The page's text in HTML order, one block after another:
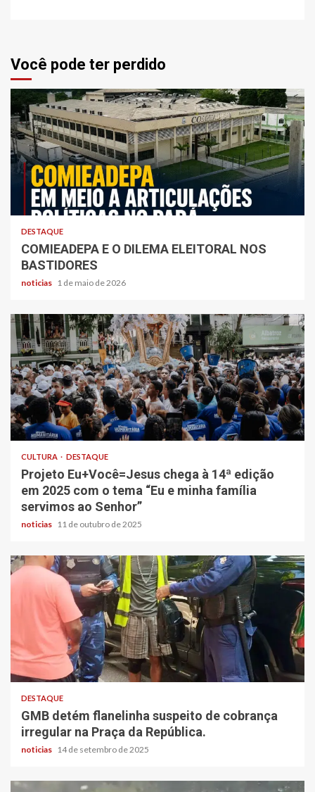
Você pode ter perdido
DESTAQUE
COMIEADEPA E O DILEMA ELEITORAL NOS
BASTIDORES
noticias 1 de maio de 2026
CULTURA DESTAQUE
Projeto Eu+Você=Jesus chega à 14ª edição
em 2025 com o tema “Eu e minha família
servimos ao Senhor”
noticias 11 de outubro de 2025
DESTAQUE
GMB detém flanelinha suspeito de cobrança
irregular na Praça da República.
noticias 14 de setembro de 2025